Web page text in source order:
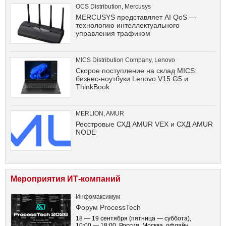
OCS Distribution, Mercusys
MERCUSYS представляет AI QoS —
технологию интеллектуального
управления трафиком
MICS Distribution Company, Lenovo
Скорое поступление на склад MICS:
бизнес-ноутбуки Lenovo V15 G5 и
ThinkBook
MERLION ,AMUR
Ресстровые СХД AMUR VEX и СХД AMUR
NODE
Мероприятия ИТ-компаний
Инфомаксимум
Форум ProcessTech
18 — 19 сентября (пятница — суббота),